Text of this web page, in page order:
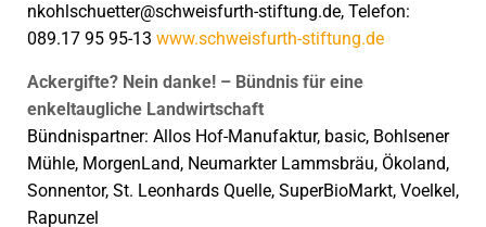
nkohlschuetter@schweisfurth-stiftung.de, Telefon:
089.17 95 95-13 www.schweisfurth-stiftung.de
Ackergifte? Nein danke! – Bündnis für eine
enkeltaugliche Landwirtschaft
Bündnispartner: Allos Hof-Manufaktur, basic, Bohlsener
Mühle, MorgenLand, Neumarkter Lammsbräu, Ökoland,
Sonnentor, St. Leonhards Quelle, SuperBioMarkt, Voelkel,
Rapunzel